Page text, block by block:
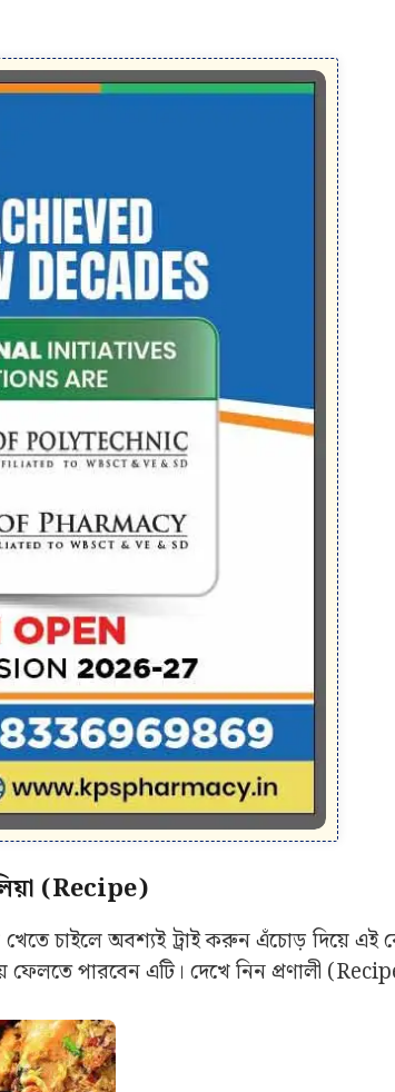
(Recipe)
চাইলে অবশ্যই ট্রাই করুন এঁচোড় দিয়ে এই
ফেলতে পারবেন এটি। দেখে নিন প্রণালী